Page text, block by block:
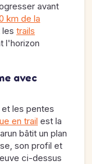
avant
km de la
trails
l'horizon
avec
les pentes
en trail est la
bâtit un plan
son profil et
ci-dessus